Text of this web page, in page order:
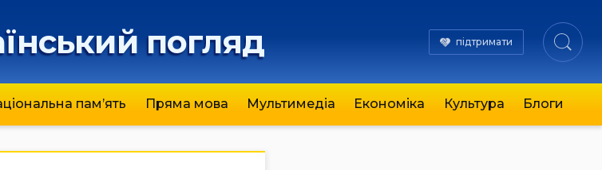
погляд підтримати
пам’ять Пряма мова Мультимедіа Економіка Культура Блоги